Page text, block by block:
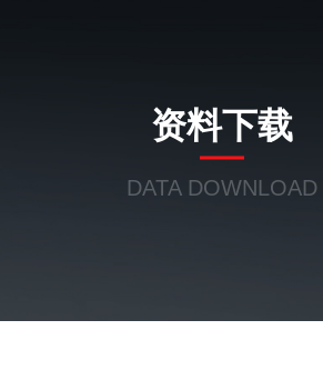
资料下载
DATA DOWNLOAD